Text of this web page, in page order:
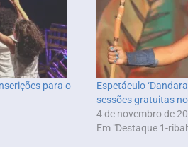
para o
Espetáculo
sessões gratuitas
4 de novembro de
Em "Destaque 1-